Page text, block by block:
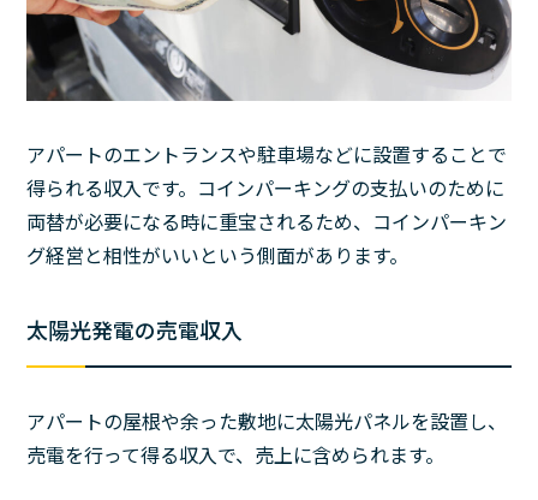
アパートのエントランスや駐車場などに設置することで
得られる収入です。コインパーキングの支払いのために
両替が必要になる時に重宝されるため、コインパーキン
グ経営と相性がいいという側面があります。
太陽光発電の売電収入
アパートの屋根や余った敷地に太陽光パネルを設置し、
売電を行って得る収入で、売上に含められます。